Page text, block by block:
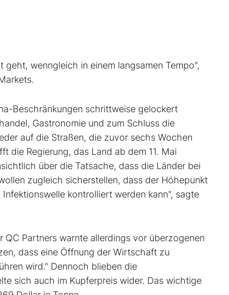
wenngleich in einem langsamen Tempo",
Beschränkungen schrittweise gelockert
Gastronomie und zum Schluss die
auf die Straßen, die zuvor sechs Wochen
die Regierung, das Land ab dem 11. Mai
über die Tatsache, dass die Länder bei
zugleich sicherstellen, dass der Höhepunkt
kontrolliert werden kann", sagte
Partners warnte allerdings vor überzogenen
dass eine Öffnung der Wirtschaft zu
wird." Dennoch blieben die
sich auch im Kupferpreis wider. Das wichtige